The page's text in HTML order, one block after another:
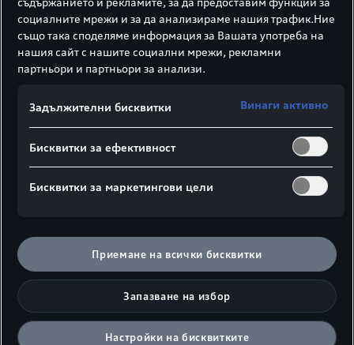
създавали.
Audi S e-tron GT2: Най-мощният S-модел на Audi
съчетава силата и красотата на Gran Turismo с
въодушевяваща динамика на пътя.
социалните мрежи и за да анализираме нашия трафик.Ние
също така споделяме информация за Вашата употреба на
нашия сайт с нашите социални мрежи, рекламни
партньори и партньори за анализи.
Задължителни бисквитки Винаги активно
Бисквитки за ефективност
Бисквитки за маркетингови цели
Приемане на всички бисквитки
Запазване на избор
Настройки на бисквитките